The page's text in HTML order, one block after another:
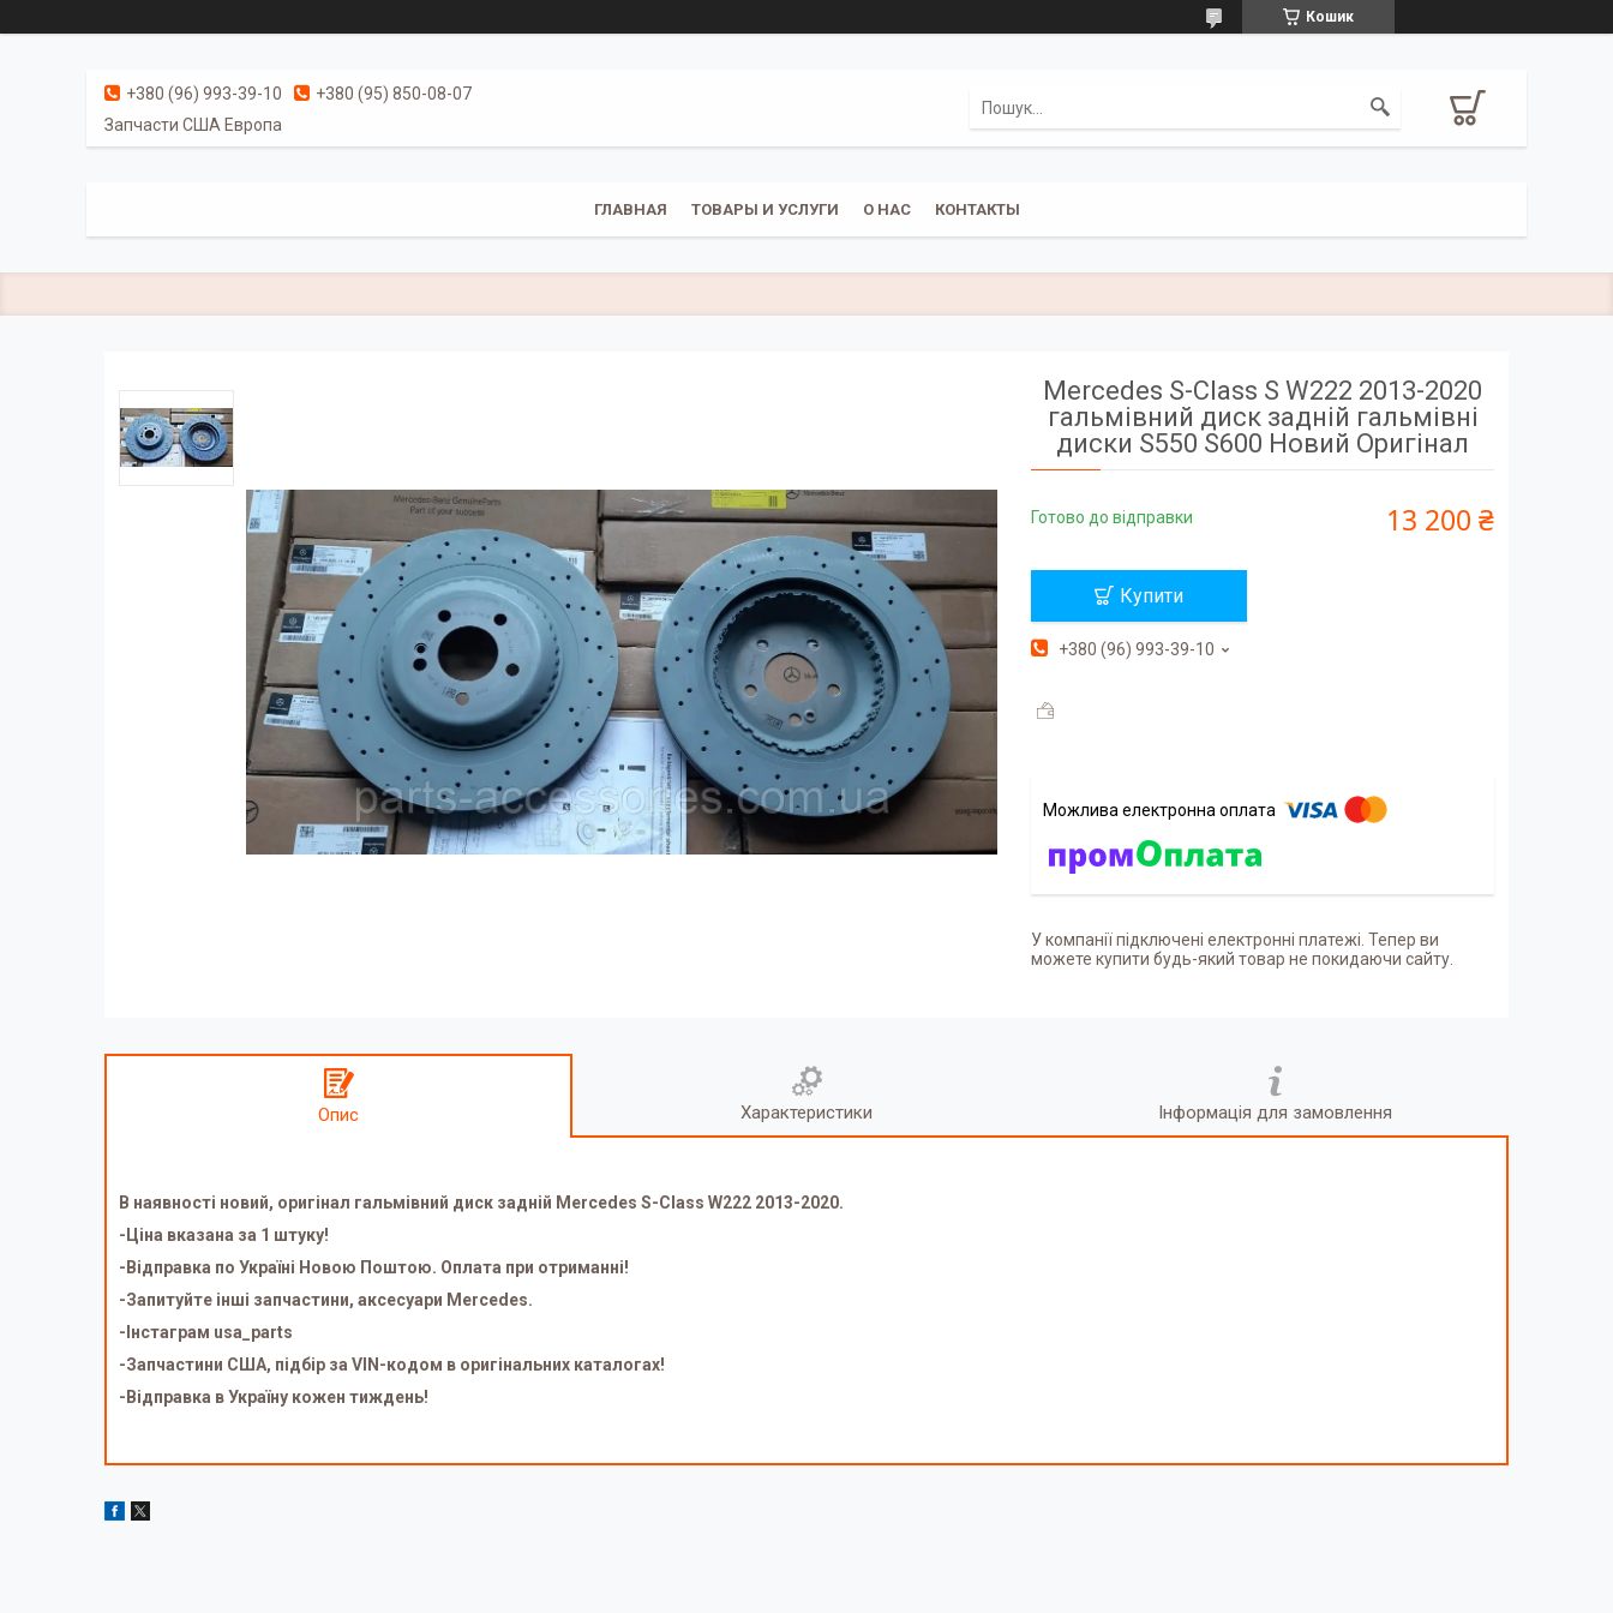
Кошик
+380 (96) 993-39-10
+380 (95) 850-08-07
Запчасти США Европа
ГЛАВНАЯ ТОВАРЫ И УСЛУГИ О НАС КОНТАКТЫ
Mercedes S-Class S W222 2013-2020
гальмівний диск задній гальмівні
диски S550 S600 Новий Оригінал
Готово до відправки 13 200 ₴
Купити
+380 (96) 993-39-10
У компанії підключені електронні платежі. Тепер ви
можете купити будь-який товар не покидаючи сайту.
Опис Характеристики Інформація для замовлення
В наявності новий, оригінал гальмівний диск задній Mercedes S-Class W222 2013-2020.
-Ціна вказана за 1 штуку!
-Відправка по Україні Новою Поштою. Оплата при отриманні!
-Запитуйте інші запчастини, аксесуари Mercedes.
-Інстаграм usa_parts
-Запчастини США, підбір за VIN-кодом в оригінальних каталогах!
-Відправка в Україну кожен тиждень!